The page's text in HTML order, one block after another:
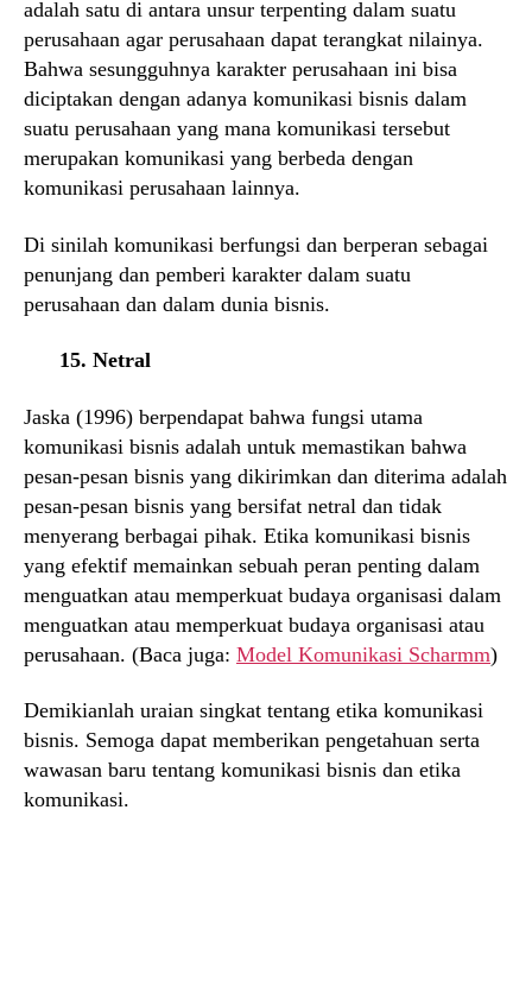
adalah satu di antara unsur terpenting dalam suatu
perusahaan agar perusahaan dapat terangkat nilainya.
Bahwa sesungguhnya karakter perusahaan ini bisa
diciptakan dengan adanya komunikasi bisnis dalam
suatu perusahaan yang mana komunikasi tersebut
merupakan komunikasi yang berbeda dengan
komunikasi perusahaan lainnya.
Di sinilah komunikasi berfungsi dan berperan sebagai
penunjang dan pemberi karakter dalam suatu
perusahaan dan dalam dunia bisnis.
15. Netral
Jaska (1996) berpendapat bahwa fungsi utama
komunikasi bisnis adalah untuk memastikan bahwa
pesan-pesan bisnis yang dikirimkan dan diterima adalah
pesan-pesan bisnis yang bersifat netral dan tidak
menyerang berbagai pihak. Etika komunikasi bisnis
yang efektif memainkan sebuah peran penting dalam
menguatkan atau memperkuat budaya organisasi dalam
menguatkan atau memperkuat budaya organisasi atau
perusahaan. (Baca juga: Model Komunikasi Scharmm)
Demikianlah uraian singkat tentang etika komunikasi
bisnis. Semoga dapat memberikan pengetahuan serta
wawasan baru tentang komunikasi bisnis dan etika
komunikasi.